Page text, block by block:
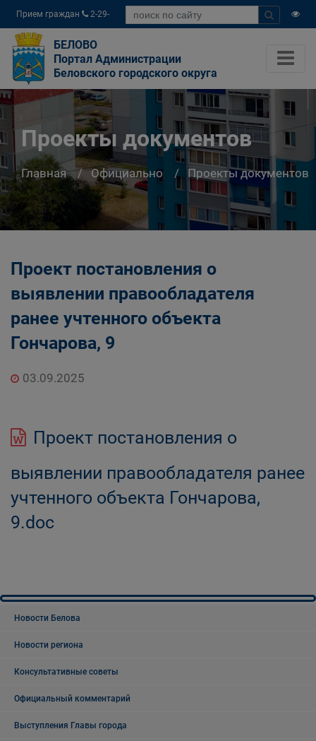
Прием граждан
2-29-
04
БЕЛОВО
Портал Администрации
Беловского городского округа
Проекты документов
Главная Официально Проекты документов
Проект постановления о
выявлении правообладателя
ранее учтенного объекта
Гончарова, 9
03.09.2025
Проект постановления о
выявлении правообладателя ранее
учтенного объекта Гончарова,
9.doc
Новости Белова
Новости региона
Консультативные советы
Официальный комментарий
Выступления Главы города